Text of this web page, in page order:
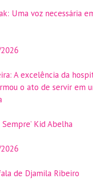
Uma voz necessária
A excelência da
o ato de servir em
Sempre’ Kid Abelha
de Djamila Ribeiro